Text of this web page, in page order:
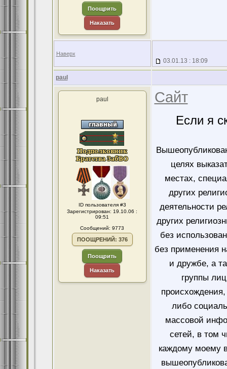
Поощрить
Наказать
Наверх
03.01.13 : 18:09
paul
paul
ID пользователя #3
Зарегистрирован: 19.10.06 :
09:51
Сообщений: 9773
ПООЩРЕНИЙ: 376
Поощрить
Наказать
Сайт
Если я
целях
местах,
других
деятельности
других
без
без применения
и дружбе, а
группы
либо
массовой
сетей, в том
каждому моему